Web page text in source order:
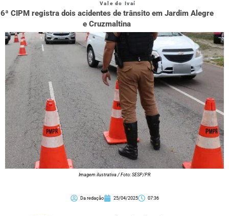
Vale do Ivaí
6ª CIPM registra dois acidentes de trânsito em Jardim Alegre
e Cruzmaltina
Imagem ilustrativa / Foto: SESP/PR
Da redação 25/04/2025 07:36